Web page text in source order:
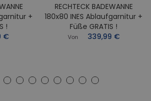
+
!
€
RECHTECK BADEWANNE
180x80 INES Ablaufgarnitur +
Füße GRATIS !
Von 339,99 €